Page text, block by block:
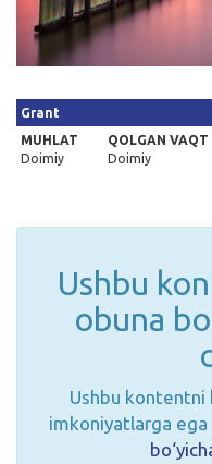
Grant
MUHLAT
Doimiy
QOLGAN VAQT
Doimiy
Ushbu
obuna
Ushbu kontentni
imkoniyatlarga ega